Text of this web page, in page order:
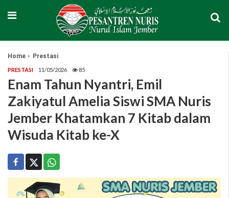
Home Prestasi
PRESTASI 11/05/2026 85
Enam Tahun Nyantri, Emil
Zakiyatul Amelia Siswi SMA Nuris
Jember Khatamkan 7 Kitab dalam
Wisuda Kitab ke-X